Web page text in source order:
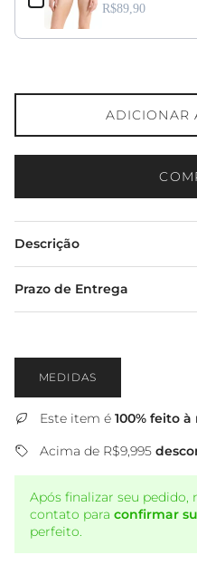
R$89,90
ADICIONAR
Descrição
Prazo de Entrega
MEDIDAS
Este item é 100% feito à
Acima de R$9,995
Após finalizar seu pedido,
contato para confirmar
perfeito.